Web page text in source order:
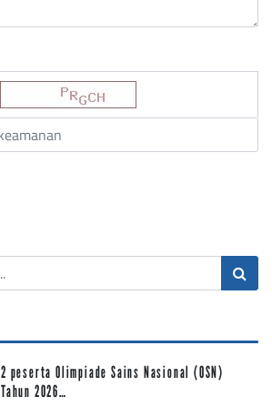
2 peserta Olimpiade Sains Nasional (OSN)
Tahun 2026…